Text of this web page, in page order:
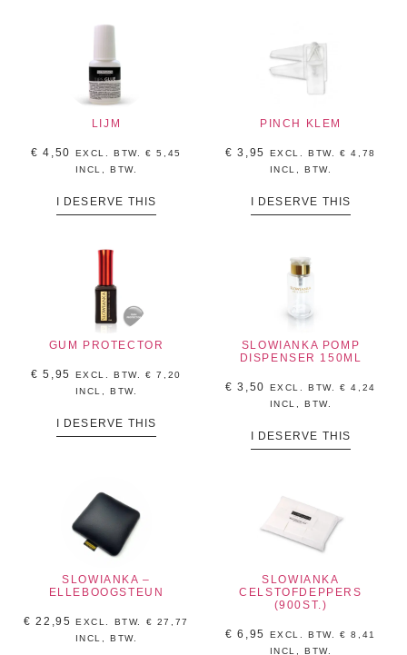
LIJM
€ 4,50 EXCL. BTW.€ 5,45
INCL, BTW.
I DESERVE THIS
PINCH KLEM
€ 3,95 EXCL. BTW.€ 4,78
INCL, BTW.
I DESERVE THIS
GUM PROTECTOR
€ 5,95 EXCL. BTW.€ 7,20
INCL, BTW.
I DESERVE THIS
SLOWIANKA POMP
DISPENSER 150ML
€ 3,50 EXCL. BTW.€ 4,24
INCL, BTW.
I DESERVE THIS
SLOWIANKA –
ELLEBOOGSTEUN
€ 22,95 EXCL. BTW. € 27,77
INCL, BTW.
SLOWIANKA
CELSTOFDEPPERS
(900ST.)
€ 6,95 EXCL. BTW.€ 8,41
INCL, BTW.